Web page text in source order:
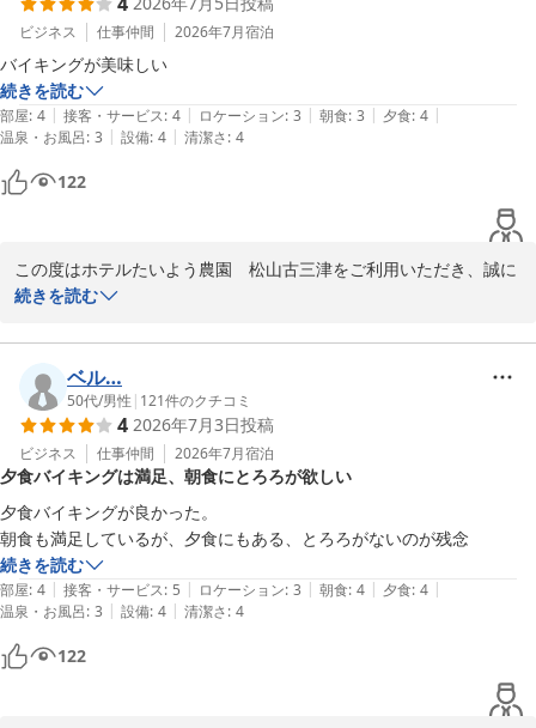
ビジネス 仕事仲間 2026年7月宿泊
続きを読む
部屋: 4 | 接客・サービス: 4 | ロケーション: 3 | 朝食: 3 | 夕食: 4 |
温泉・お風呂: 3 | 設備: 4 | 清潔さ: 4
122
この度はホテルたいよう農園　松山古三津をご利用いただき、誠に
ありがとうございます。
当館のバイキングをお気に召していただけたようで、大変嬉しく存
じます。
皆様に喜んでいただけるよう、今後もメニューの充実に努めてまい
ります。
またのお越しをスタッフ一同心よりお待ちしております。
ホテルたいよう農園古三津
フロントスタッフ一同
ホテルたいよう農園 松山古三津
続きを読む
ベル…
50代/男性 | 121件のクチコミ
4 2026年7月3日投稿
ビジネス 仕事仲間 2026年7月宿泊
夕食バイキングは満足、朝食にとろろが欲しい
夕食バイキングが良かった。
続きを読む
部屋: 4 | 接客・サービス: 5 | ロケーション: 3 | 朝食: 4 | 夕食: 4 |
温泉・お風呂: 3 | 設備: 4 | 清潔さ: 4
122